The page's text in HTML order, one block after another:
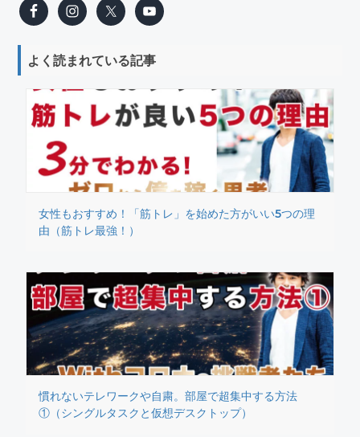
よく読まれている記事
女性もおすすめ！「筋トレ」を始めた方がいい5つの理
由（筋トレ最強！）
慣れないテレワークや自粛。部屋で超集中する方法
①（シングルタスクと仮想デスクトップ）